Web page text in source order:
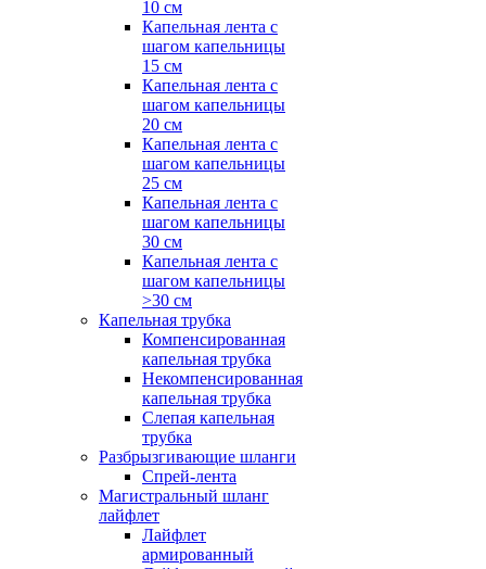
10 см
Капельная лента с
шагом капельницы
15 см
Капельная лента с
шагом капельницы
20 см
Капельная лента с
шагом капельницы
25 см
Капельная лента с
шагом капельницы
30 см
Капельная лента с
шагом капельницы
>30 см
Капельная трубка
Компенсированная
капельная трубка
Некомпенсированная
капельная трубка
Слепая капельная
трубка
Разбрызгивающие шланги
Спрей-лента
Магистральный шланг
лайфлет
Лайфлет
армированный